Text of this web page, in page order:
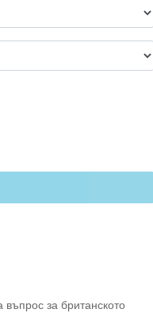
за британското